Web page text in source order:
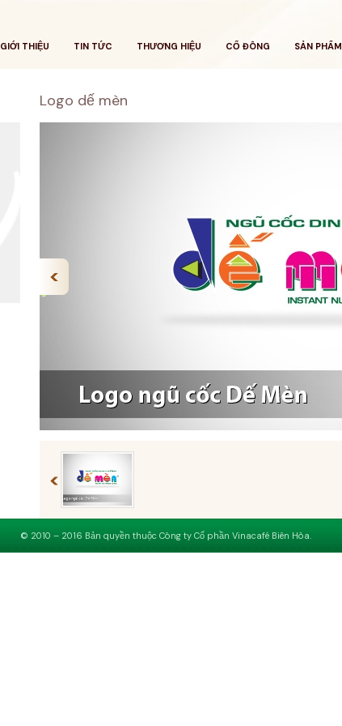
GIỚI THIỆU TIN TỨC THƯƠNG HIỆU CỔ ĐÔNG SẢN PHẨM
Logo dế mèn
© 2010 – 2016 Bản quyền thuộc Công ty Cổ phần Vinacafé Biên Hòa.